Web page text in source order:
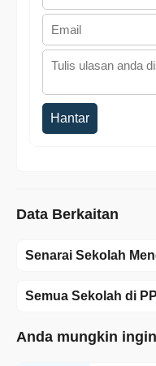
Hantar
Data Berkaitan
Senarai Sekolah
Semua Sekolah di
Anda mungkin